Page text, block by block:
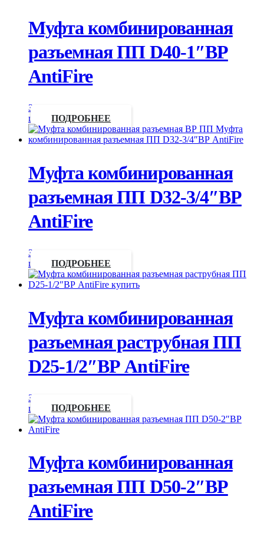
Муфта комбинированная
разъемная ПП D40-1″ВР
AntiFire
Запросить
цену
ПОДРОБНЕЕ
Муфта комбинированная
разъемная ПП D32-3/4″ВР
AntiFire
Запросить
цену
ПОДРОБНЕЕ
Муфта комбинированная
разъемная раструбная ПП
D25-1/2″ВР AntiFire
Запросить
цену
ПОДРОБНЕЕ
Муфта комбинированная
разъемная ПП D50-2″ВР
AntiFire